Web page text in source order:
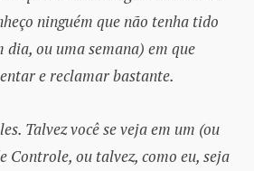
ninguém que não tenha tido
dia, ou uma semana) em que
e reclamar bastante.
Talvez você se veja em um (ou
Controle, ou talvez, como eu, seja